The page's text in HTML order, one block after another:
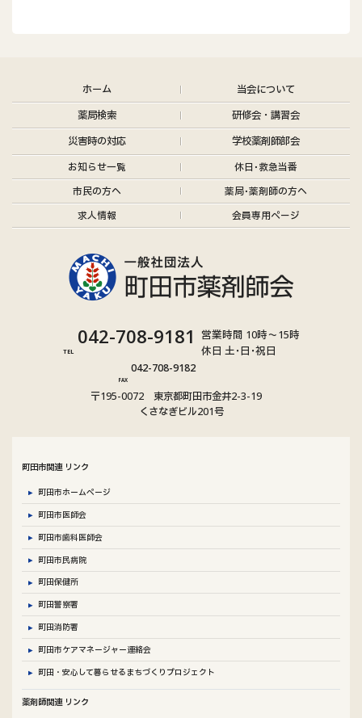
ホーム
当会について
薬局検索
研修会・講習会
災害時の対応
学校薬剤師部会
お知らせ一覧
休日･救急当番
市民の方へ
薬局･薬剤師の方へ
求人情報
会員専用ページ
TEL
042-708-9181
FAX
042-708-9182
ル
ー
営業時間 10時～15時
休日 土･日･祝日
〒195-0072 東京都町田市金井2-3-19
くさなぎビル201号
町田市関連 リンク
町田市ホームページ
町田市医師会
町田市歯科医師会
町田市民病院
町田保健所
町田警察署
町田消防署
町田市ケアマネージャー連絡会
町田・安心して暮らせるまちづくりプロジェクト
薬剤師関連 リンク